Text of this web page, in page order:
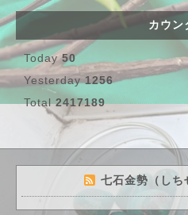
カウン
Today50
Yesterday 1256
Total2417189
七石金勢（しち